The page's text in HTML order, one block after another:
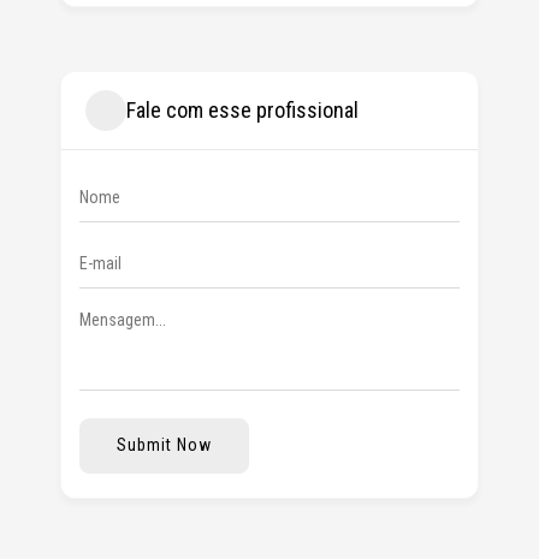
Fale com esse profissional
Submit Now